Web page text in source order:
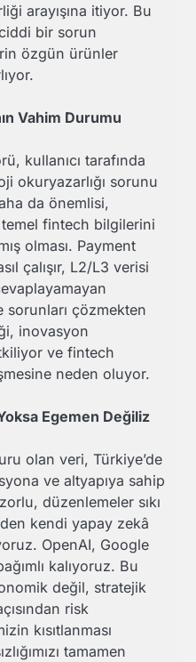
arayışına itiyor. Bu
bir sorun
özgün ürünler
Vahim Durumu
kullanıcı tarafında
okuryazarlığı sorunu
da önemlisi,
fintech bilgilerini
olması. Payment
çalışır, L2/L3 verisi
çözmekten
inovasyon
ve fintech
neden oluyor.
Egemen Değiliz
olan veri, Türkiye’de
ve altyapıya sahip
düzenlemeler sıkı
kendi yapay zekâ
OpenAI, Google
kalıyoruz. Bu
değil, stratejik
risk
kısıtlanması
tamamen